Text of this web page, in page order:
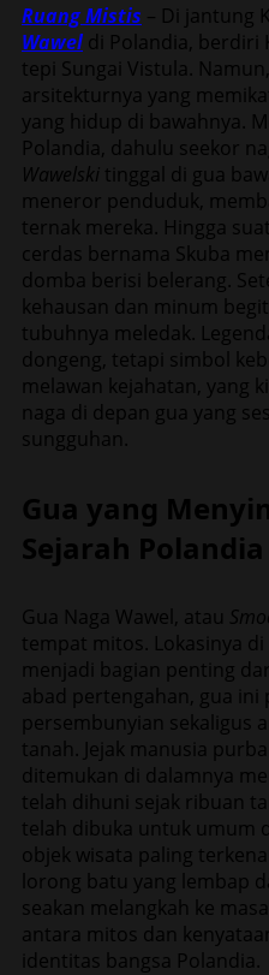
Ruang Mistis – Di jantung
Waweldi Polandia, berdiri
tepi Sungai Vistula.
arsitekturnya yang
yang hidup di bawahnya.
Polandia, dahulu seekor
Wawelski tinggal di gua
meneror penduduk,
ternak mereka. Hingga
cerdas bernama Skuba
domba berisi belerang.
kehausan dan minum
tubuhnya meledak.
dongeng, tetapi simbol
melawan kejahatan, yang
naga di depan gua yang
sungguhan.
Gua yang
Sejarah Polandia
Gua Naga Wawel, atau
tempat mitos. Lokasinya
menjadi bagian penting
abad pertengahan, gua
persembunyian sekaligus
tanah. Jejak manusia
ditemukan di dalamnya
telah dihuni sejak ribuan
telah dibuka untuk umum
objek wisata paling
lorong batu yang lembap
seakan melangkah ke
antara mitos dan
identitas bangsa Polandia.